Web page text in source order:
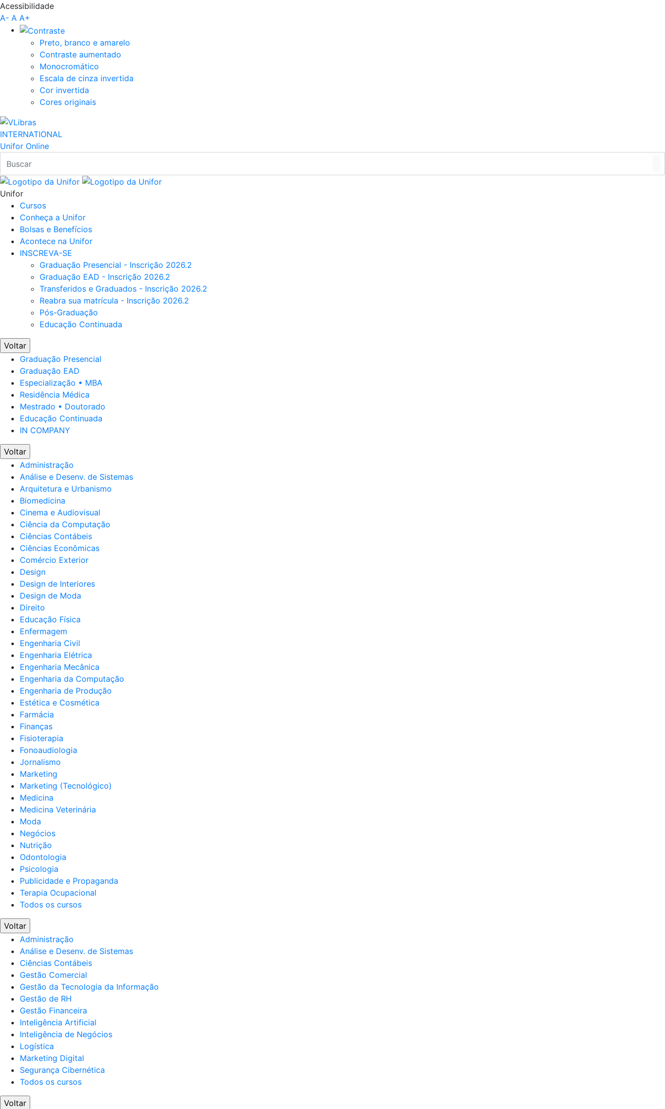
Pular para o Conteúdo principal
Acessibilidade
A- A A+
Preto, branco e amarelo
Contraste aumentado
Monocromático
Escala de cinza invertida
Cor invertida
Cores originais
INTERNATIONAL
Unifor Online
Unifor
Cursos
Conheça a Unifor
Bolsas e Benefícios
Acontece na Unifor
INSCREVA-SE
Graduação Presencial - Inscrição 2026.2
Graduação EAD - Inscrição 2026.2
Transferidos e Graduados - Inscrição 2026.2
Reabra sua matrícula - Inscrição 2026.2
Pós-Graduação
Educação Continuada
Voltar
Graduação Presencial
Graduação EAD
Especialização • MBA
Residência Médica
Mestrado • Doutorado
Educação Continuada
IN COMPANY
Voltar
Administração
Análise e Desenv. de Sistemas
Arquitetura e Urbanismo
Biomedicina
Cinema e Audiovisual
Ciência da Computação
Ciências Contábeis
Ciências Econômicas
Comércio Exterior
Design
Design de Interiores
Design de Moda
Direito
Educação Física
Enfermagem
Engenharia Civil
Engenharia Elétrica
Engenharia Mecânica
Engenharia da Computação
Engenharia de Produção
Estética e Cosmética
Farmácia
Finanças
Fisioterapia
Fonoaudiologia
Jornalismo
Marketing
Marketing (Tecnológico)
Medicina
Medicina Veterinária
Moda
Negócios
Nutrição
Odontologia
Psicologia
Publicidade e Propaganda
Terapia Ocupacional
Todos os cursos
Voltar
Administração
Análise e Desenv. de Sistemas
Ciências Contábeis
Gestão Comercial
Gestão da Tecnologia da Informação
Gestão de RH
Gestão Financeira
Inteligência Artificial
Inteligência de Negócios
Logística
Marketing Digital
Segurança Cibernética
Todos os cursos
Voltar